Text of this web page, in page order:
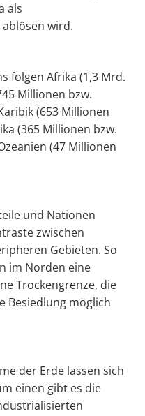
als
wird.
folgen Afrika (1,3 Mrd.
Millionen bzw.
(653 Millionen
(365 Millionen bzw.
(47 Millionen
und Nationen
zwischen
Gebieten. So
im Norden eine
Trockengrenze, die
Besiedlung möglich
der Erde lassen sich
einen gibt es die